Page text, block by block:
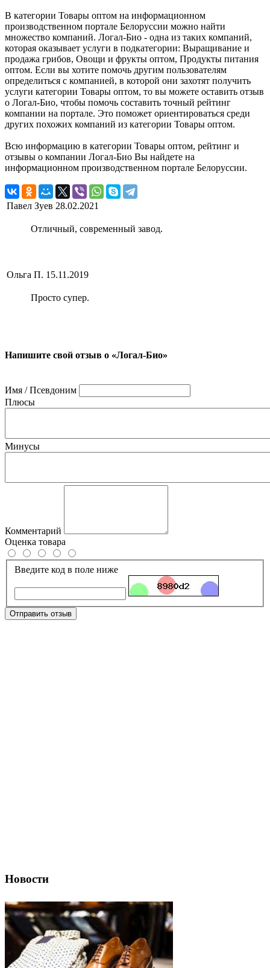
В категории Товары оптом на информационном
производственном портале Белоруссии можно найти
множество компаний. Логал-Био - одна из таких компаний,
которая оказывает услуги в подкатегории: Выращивание и
продажа грибов, Овощи и фрукты оптом, Продукты питания
оптом. Если вы хотите помочь другим пользователям
определиться с компанией, в которой они захотят получить
услуги категории Товары оптом, то вы можете оставить отзыв
о Логал-Био, чтобы помочь составить точный рейтинг
компании на портале. Это поможет ориентироваться среди
других похожих компаний из категории Товары оптом.
Всю информацию в категории Товары оптом, рейтинг и
отзывы о компании Логал-Био Вы найдете на
информационном производственном портале Белоруссии.
Павел Зуев 28.02.2021
Отличный, современный завод.
Ольга П. 15.11.2019
Просто супер.
Напишите свой отзыв о «Логал-Био»
Имя / Псевдоним
Плюсы
Минусы
Комментарий
Оценка товара
Введите код в поле ниже
Отправить отзыв
Новости